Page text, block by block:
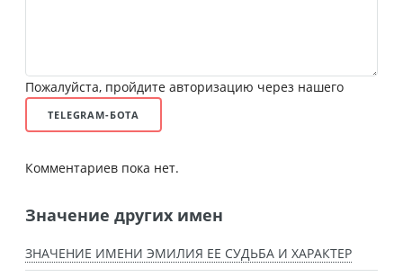
Пожалуйста, пройдите авторизацию через нашего
TELEGRAM-БОТА
Комментариев пока нет.
Значение других имен
ЗНАЧЕНИЕ ИМЕНИ ЭМИЛИЯ ЕЕ СУДЬБА И ХАРАКТЕР